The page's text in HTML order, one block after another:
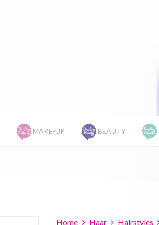
MAKE-UP BEAUTY
Home Haar Hairstyles